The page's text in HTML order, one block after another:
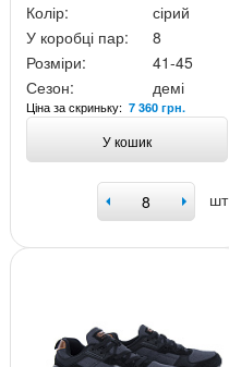
Колір:
сірий
У коробці пар:
8
Розміри:
41-45
Сезон:
демі
Ціна за скриньку: 7 360 грн.
У кошик
шт